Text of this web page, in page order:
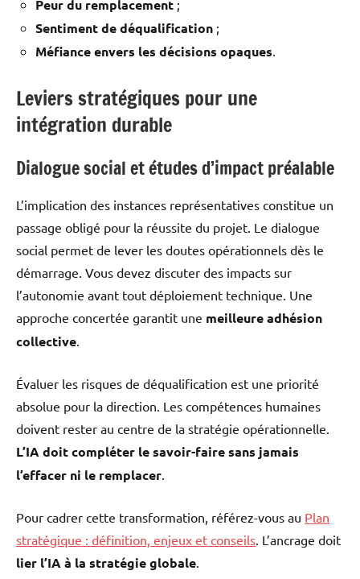
Peur du remplacement ;
Sentiment de déqualification ;
Méfiance envers les décisions opaques
Leviers stratégiques pour une
intégration durable
Dialogue social et études d’impact préalable
L’implication des instances représentatives constitue un
passage obligé pour la réussite du projet. Le dialogue
social permet de lever les doutes opérationnels dès le
démarrage. Vous devez discuter des impacts sur
l’autonomie avant tout déploiement technique. Une
approche concertée garantit une meilleure adhésion
collective.
Évaluer les risques de déqualification est une priorité
absolue pour la direction. Les compétences humaines
doivent rester au centre de la stratégie opérationnelle.
L’IA doit compléter le savoir-faire sans jamais
l’effacer ni le remplacer.
Pour cadrer cette transformation, référez-vous au Plan
stratégique : définition, enjeux et conseils. L’ancrage doit
lier l’IA à la stratégie globale.